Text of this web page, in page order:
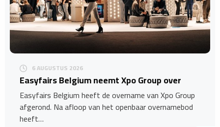
6 AUGUSTUS 2026
Easyfairs Belgium neemt Xpo Group over
Easyfairs Belgium heeft de overname van Xpo Group
afgerond. Na afloop van het openbaar overnamebod
heeft…